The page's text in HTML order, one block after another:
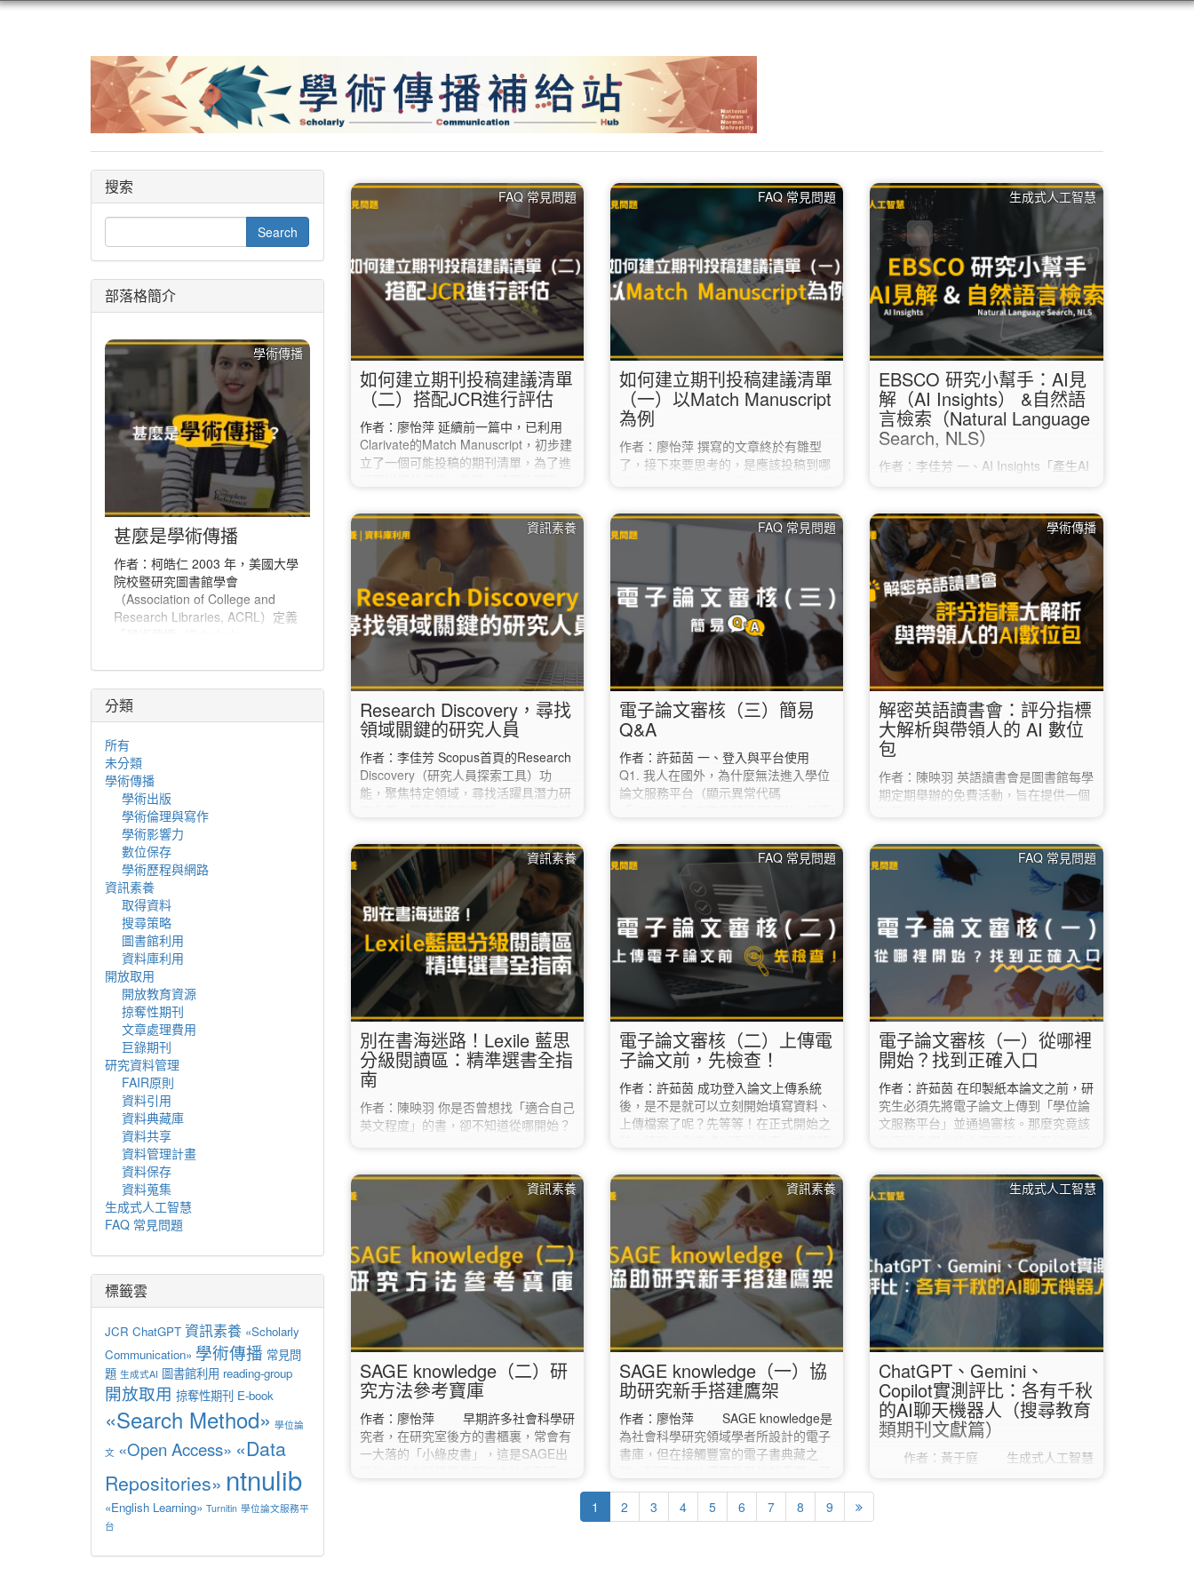
FAQ 常見問題
如何建立期刊投稿建議清單
（二）搭配JCR進行評估
作者：廖怡萍 延續前一篇中，已利用
Clarivate的Match Manuscript，初步建
立了一個可能投稿的期刊清單，為了進
點選上方的「Journals」項目。 2. 點
開視窗左方的「Filter」，選取第一項的
「Journals」。 3. 於右側的
「Journals」對話框中，逐筆輸入之前
在「Match Manuscript」建議清單中挑
選的期刊，再點選下方的「Apply」。
…
FAQ 常見問題
如何建立期刊投稿建議清單
（一）以Match Manuscript
為例
作者：廖怡萍 撰寫的文章終於有雛型
了，接下來要思考的，是應該投稿到哪
Journal Finder，只要輸入自身論文摘
要即可搜尋，並提供不同指標或期刊資
訊等參考。 以下將以Clarivate的Match
Manuscript為例進行說明： 1. 於科睿
唯安的官網
（https://mjl.clarivate.com/home），
點選上方的「Match Manuscript」。
2. 註冊一組免費帳號。…
生成式人工智慧
EBSCO 研究小幫手：AI見
解（AI Insights） &自然語
言檢索（Natural Language
Search, NLS）
作者：李佳芳 一、AI Insights「產生AI
Insights按鈕，點擊後自動生成2-5個摘
要要點。依據提示由「文章全文」的內
容提取，運用增強生成RAG技術，減少
AI幻覺（hallucination）與謬誤。協助
在閱讀全文前，快速研判是否符合需
求，節省閱讀的時間。每次生成的AI見
解，內容會略為不同。 AI…
資訊素養
Research Discovery，尋找
領域關鍵的研究人員
作者：李佳芳 Scopus首頁的Research
Discovery（研究人員探索工具）功
能，聚焦特定領域，尋找活躍具潛力研
題、摘要及期刊名稱，可以從Scopus
資料庫1700萬作者資料庫，直接篩選出
相對應的研究人員，有效地找到相關領
域KOL。 如何使用： Scopus首頁，點
選功能列Researcher Discovery（**校
外使用請先設定校外連線） 一、輸入
「關鍵字」1️⃣，如研究領域、主題或興
趣； 二、…
FAQ 常見問題
電子論文審核（三）簡易
Q&A
作者：許茹茵 一、登入與平台使用
Q1. 我人在國外，為什麼無法進入學位
論文服務平台（顯示異常代碼
台上傳論文。 Q2. 我已經進入學位論
文服務平台，但一直無法登入，怎麼
辦？ 登入時請輸入「校務行政資訊入口
網」的帳號密碼，請勿填寫圖書館讀者
專區的帳密。 如果使用校務行政資訊入
口網的帳密還是無法登入的話，請聯絡
本校資訊中心（02-7749-3737；
helpdesk@ntnu.edu.tw）。 Q3.…
學術傳播
解密英語讀書會：評分指標
大解析與帶領人的 AI 數位
包
作者：陳映羽 英語讀書會是圖書館每學
期定期舉辦的免費活動，旨在提供一個
人創意與團隊協作的動態舞臺。 對於第
一次接觸英語讀書會或是初次擔任帶領
人（Leader）的同學來說，除了準備教
材，該如何精準掌握活動的「核心評分
標準」？在 AI 持續進化的 2026 年，
又有哪些新工具能幫你從繁瑣的資料中
解脫，讓讀書會事半功倍？ 1. 掌握關
鍵指標：評分標準大解析 根據評審老師
提供的 NTNU English Party…
資訊素養
別在書海迷路！Lexile 藍思
分級閱讀區：精準選書全指
南
作者：陳映羽 你是否曾想找「適合自己
英文程度」的書，卻不知道從哪開始？
具！ 本篇將帶你了解藍思分級制度、英
語能力對照，以及如何查詢與實際找到
書籍。 一、Lexile 藍思分級怎麼看？
Lexile（藍思）是一套國際常用的英語
閱讀分級系統，透過文本難度分析（如
句長與詞彙），將書籍標示為一個數值
（Lexile Measure），幫助讀者找到適
合自身程度的讀物。 分級方式： 以
「數字＋L」表示，如 500L、900L、
1200L…
FAQ 常見問題
電子論文審核（二）上傳電
子論文前，先檢查！
作者：許茹茵 成功登入論文上傳系統
後，是不是就可以立刻開始填寫資料、
上傳檔案了呢？先等等！在正式開始之
是不是「這個學期」畢業？ 如果你這學
期已經通過口試，但下學期還要實習，
預計等實習結束後才會辦理畢業離校，
請務必等到「確定要畢業的那一個學
期」再將電子論文送出審核，不能提前
在這學期送審。 若不確定自己是否能在
這學期畢業，建議先詢問系所助教或教
務處。 ✔︎ 2. 下載「電子論文上傳說
明」…
FAQ 常見問題
電子論文審核（一）從哪裡
開始？找到正確入口
作者：許茹茵 在印製紙本論文之前，研
究生必須先將電子論文上傳到「學位論
文服務平台」並通過審核。那麼究竟該
意？ 今天，先讓我們來聊聊該怎麼進入
學位論文服務平台吧。 首先，請到圖
書館首頁，在最新消息的右邊找到並點
擊「學位論文服務平台」；或也可以直
接輸入網址
「https://etds.lib.ntnu.edu.tw/」。 如
果您目前人在海外，必須使用VPN連線
回臺灣後才可以正常進入學位論文服務
平台喔！…
資訊素養
SAGE knowledge（二）研
究方法參考寶庫
作者：廖怡萍 早期許多社會科學研
究者，在研究室後方的書櫃裏，常會有
一大落的「小綠皮書」，這是SAGE出
資訊素養
SAGE knowledge（一）協
助研究新手搭建鷹架
作者：廖怡萍 SAGE knowledge是
為社會科學研究領域學者所設計的電子
書庫，但在接觸豐富的電子書典藏之
善用此資料庫提供的幾項工具，快速建
立關於研究方法的整體概念。 一登
入資料庫頁面，面對各種選項或許會令
生成式人工智慧
ChatGPT、Gemini、
Copilot實測評比：各有千秋
的AI聊天機器人（搜尋教育
類期刊文獻篇）
作者：黃于庭 生成式人工智慧
1 2 3 4 5 6 7 8 9
搜索
部落格簡介
學術傳播
甚麼是學術傳播
作者：柯皓仁 2003 年，美國大學
院校暨研究圖書館學會
（Association of College and
Research Libraries, ACRL）定義
統，經由該系統創建研究和其他學
術著作、評估品質、傳播於學術社
群、並保存以備未來所使用」。學
術傳播也可說是學者分享與出版研
究發現、使研究發現能夠廣為學術
社群或更多人能取得的程序。
分類
所有
未分類
學術傳播
學術出版
學術倫理與寫作
學術影響力
數位保存
學術歷程與網路
資訊素養
取得資料
搜尋策略
圖書館利用
資料庫利用
開放取用
開放教育資源
掠奪性期刊
文章處理費用
巨錄期刊
研究資料管理
FAIR原則
資料引用
資料典藏庫
資料共享
資料管理計畫
資料保存
資料蒐集
生成式人工智慧
FAQ 常見問題
標籤雲
JCR ChatGPT 資訊素養 «Scholarly
Communication» 學術傳播 常見問
題 生成式AI 圖書館利用 reading-group
開放取用 掠奪性期刊 E-book
«Search Method» 學位論
文 «Open Access» «Data
Repositories» ntnulib
«English Learning» Turnitin 學位論文服務平
台